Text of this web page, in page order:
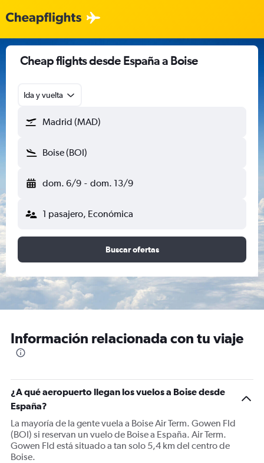
Cheap flights desde España a Boise
Ida y vuelta
Madrid (MAD)
Boise (BOI)
dom. 6/9 - dom. 13/9
1 pasajero, Económica
Buscar ofertas
Información relacionada con tu viaje
¿A qué aeropuerto llegan los vuelos a Boise desde
España?
La mayoría de la gente vuela a Boise Air Term. Gowen Fld
(BOI) si reservan un vuelo de Boise a España. Air Term.
Gowen Fld está situado a tan solo 5,4 km del centro de
Boise.